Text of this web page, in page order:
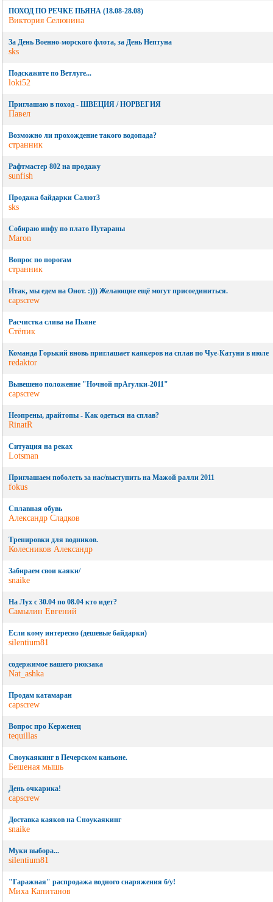
ПОХОД ПО РЕЧКЕ ПЬЯНА (18.08-28.08)
Виктория Селюнина
За День Военно-морского флота, за День Нептуна
sks
Подскажите по Ветлуге...
loki52
Приглашаю в поход - ШВЕЦИЯ / НОРВЕГИЯ
Павел
Возможно ли прохождение такого водопада?
странник
Рафтмастер 802 на продажу
sunfish
Продажа байдарки Салют3
sks
Собираю инфу по плато Путараны
Maron
Вопрос по порогам
странник
Итак, мы едем на Онот. :))) Желающие ещё могут присоединиться.
capscrew
Расчистка слива на Пьяне
Стёпик
Команда Горький вновь приглашает каякеров на сплав по Чуе-Катуни в июле
redaktor
Вывешено положение "Ночной прАгулки-2011"
capscrew
Неопрены, драйтопы - Как одеться на сплав?
RinatR
Ситуация на реках
Lotsman
Приглашаем поболеть за нас/выступить на Мажой ралли 2011
fokus
Сплавная обувь
Александр Сладков
Тренировки для водников.
Колесников Александр
Забираем свои каяки/
snaike
На Лух с 30.04 по 08.04 кто идет?
Самылин Евгений
Если кому интересно (дешевые байдарки)
silentium81
содержимое вашего рюкзака
Nat_ashka
Продам катамаран
capscrew
Вопрос про Керженец
tequillas
Сноукаякинг в Печерском каньоне.
Бешеная мышь
День очкарика!
capscrew
Доставка каяков на Сноукаякинг
snaike
Муки выбора...
silentium81
"Гаражная" распродажа водного снаряжения б/у!
Миха Капитанов